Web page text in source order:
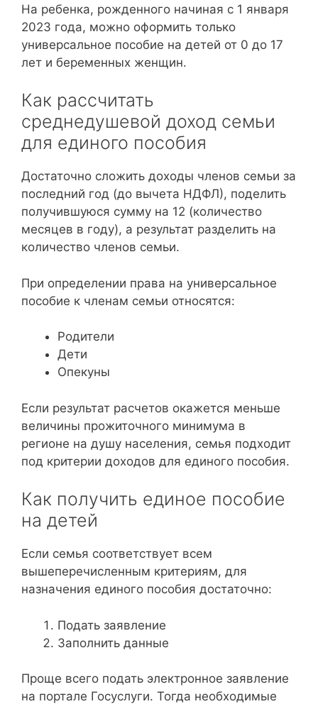
На ребенка, рожденного начиная с 1 января
2023 года, можно оформить только
универсальное пособие на детей от 0 до 17
лет и беременных женщин.
Как рассчитать
среднедушевой доход семьи
для единого пособия
Достаточно сложить доходы членов семьи за
последний год (до вычета НДФЛ), поделить
получившуюся сумму на 12 (количество
месяцев в году), а результат разделить на
количество членов семьи.
При определении права на универсальное
пособие к членам семьи относятся:
Родители
Дети
Опекуны
Если результат расчетов окажется меньше
величины прожиточного минимума в
регионе на душу населения, семья подходит
под критерии доходов для единого пособия.
Как получить единое пособие
на детей
Если семья соответствует всем
вышеперечисленным критериям, для
назначения единого пособия достаточно:
Подать заявление
Заполнить данные
Проще всего подать электронное заявление
на портале Госуслуги. Тогда необходимые